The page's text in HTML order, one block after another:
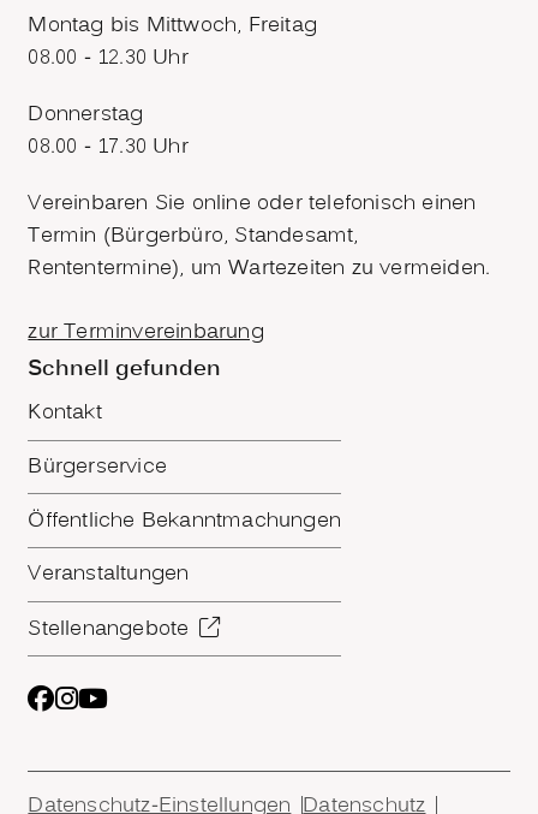
Montag bis Mittwoch, Freitag
08.00 - 12.30 Uhr
Donnerstag
08.00 - 17.30 Uhr
Vereinbaren Sie online oder telefonisch einen
Termin (Bürgerbüro, Standesamt,
Rententermine), um Wartezeiten zu vermeiden.
zur Terminvereinbarung
Schnell gefunden
Kontakt
Bürgerservice
Öffentliche Bekanntmachungen
Veranstaltungen
Stellenangebote
Datenschutz-Einstellungen Datenschutz